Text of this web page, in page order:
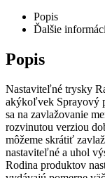
Popis
Ďalšie
Popis
Nastaviteľné trysky
akýkoľvek Sprayový
sa na zavlažovanie
rozvinutou verziou
môžeme skrátiť
nastaviteľné a uhol
Rodina produktov